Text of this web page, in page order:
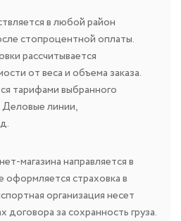
в любой район
стопроцентной оплаты.
рассчитывается
от веса и объема заказа.
тарифами выбранного
линии,
магазина направляется в
оформляется страховка в
организация несет
договора за сохранность груза.